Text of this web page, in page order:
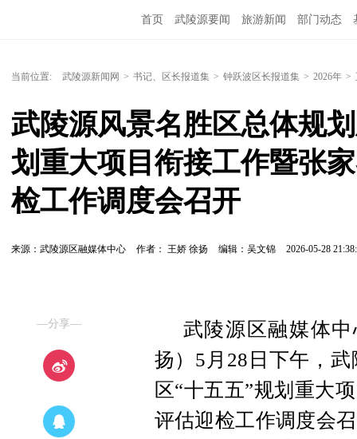
首页 武陵源要闻 旅游新闻 部门动态
当前位置: 武陵源新闻网 > 书记、区长报道集 > 钟跃波区长报道集 > 2026年 >
武陵源风景名胜区总体规
划重大项目衔接工作暨张
检工作调度会召开
来源：武陵源区融媒体中心 作者： 王娇 徐扬 编辑：吴文锦 2026-05-28
—分享—
武陵源区融媒体
扬）5月28日下午，
区“十五五”规划重大
评估迎检工作调度会